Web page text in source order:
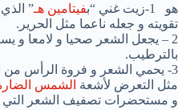
هو 1-زيت غني “ب
فيتامين هـ”
تقويته و جعله ناعما مثل الحرير.
2 – يجعل الشعر صحيا و لامعا و
بالترطيب.
3- يحمي الشعر و فروة الرأس من
مثل التعرض لأشعة الشمس
و مستحضرات تصفيف الشعر التي